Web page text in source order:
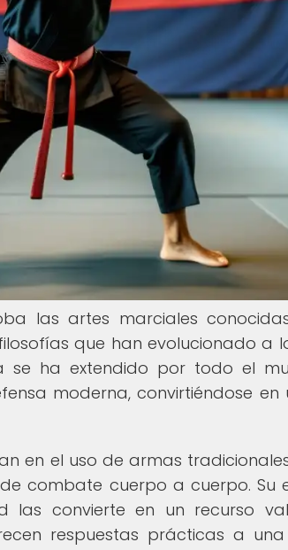
las artes marciales
que han evolucionado a
se ha extendido por todo el
moderna, convirtiéndose en
en el uso de armas
combate cuerpo a cuerpo. Su
las convierte en un recurso
respuestas prácticas a